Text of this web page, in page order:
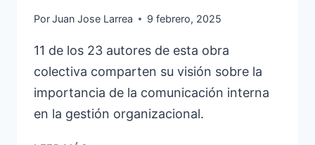
PorJuan Jose Larrea 9 febrero, 2025
11 de los 23 autores de esta obra
colectiva comparten su visión sobre la
importancia de la comunicación interna
en la gestión organizacional.